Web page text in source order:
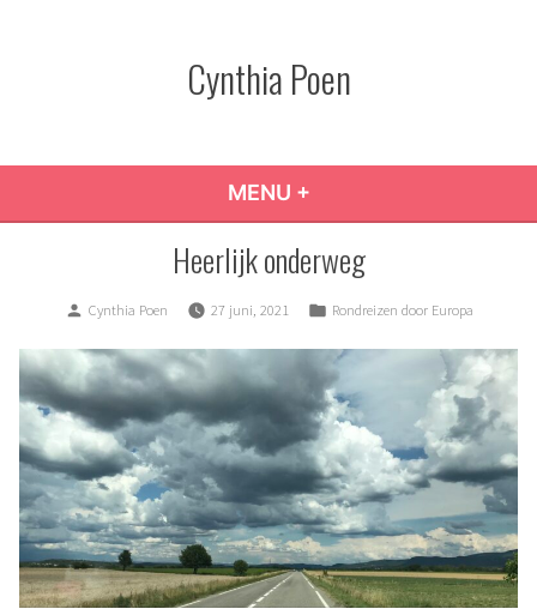
Cynthia Poen
MENU +
Heerlijk onderweg
Posted
Cynthia Poen 27 juni, 2021
Posted
Rondreizen door Europa